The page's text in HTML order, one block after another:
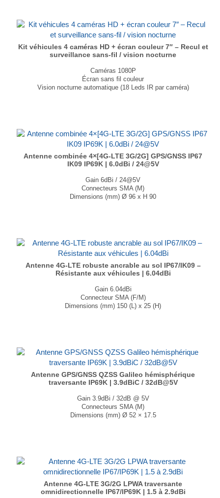
Kit véhicules 4 caméras HD + écran couleur 7″ – Recul et
surveillance sans-fil / vision nocturne
Caméras 1080P
Écran sans fil couleur
Vision nocturne automatique (18 Leds IR par caméra)
Antenne combinée 4×[4G-LTE 3G/2G] GPS/GNSS IP67
IK09 IP69K | 6.0dBi / 24@5V
Gain 6dBi / 24@5V
Connecteurs SMA (M)
Dimensions (mm) Ø 96 x H 90
Antenne 4G-LTE robuste ancrable au sol IP67/IK09 –
Résistante aux véhicules | 6.04dBi
Gain 6.04dBi
Connecteur SMA (F/M)
Dimensions (mm) 150 (L) x 25 (H)
Antenne GPS/GNSS QZSS Galileo hémisphérique
traversante IP69K | 3.9dBiC / 32dB@5V
Gain 3.9dBi / 32dB @ 5V
Connecteurs SMA (M)
Dimensions (mm) Ø 52 × 17.5
Antenne 4G-LTE 3G/2G LPWA traversante
omnidirectionnelle IP67/IP69K | 1.5 à 2.9dBi